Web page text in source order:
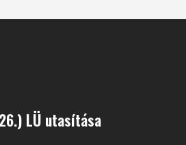
LÜ utasítása